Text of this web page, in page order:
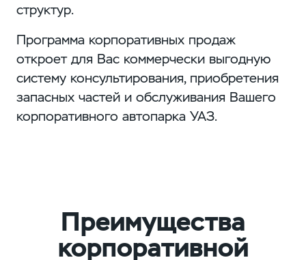
структур.
Программа корпоративных продаж
откроет для Вас коммерчески выгодную
систему консультирования, приобретения
запасных частей и обслуживания Вашего
корпоративного автопарка УАЗ.
Преимущества
корпоративной